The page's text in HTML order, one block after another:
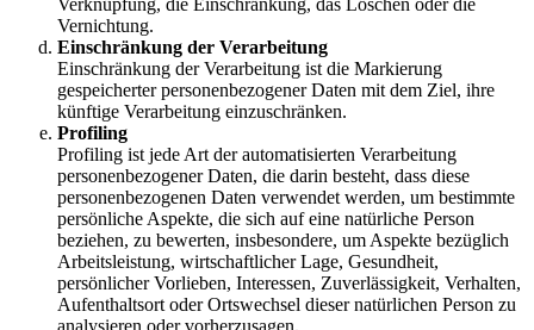
Verknüpfung, die Einschränkung, das Löschen oder die
Vernichtung.
Einschränkung der Verarbeitung
Einschränkung der Verarbeitung ist die Markierung
gespeicherter personenbezogener Daten mit dem Ziel, ihre
künftige Verarbeitung einzuschränken.
Profiling
Profiling ist jede Art der automatisierten Verarbeitung
personenbezogener Daten, die darin besteht, dass diese
personenbezogenen Daten verwendet werden, um bestimmte
persönliche Aspekte, die sich auf eine natürliche Person
beziehen, zu bewerten, insbesondere, um Aspekte bezüglich
Arbeitsleistung, wirtschaftlicher Lage, Gesundheit,
persönlicher Vorlieben, Interessen, Zuverlässigkeit, Verhalten,
Aufenthaltsort oder Ortswechsel dieser natürlichen Person zu